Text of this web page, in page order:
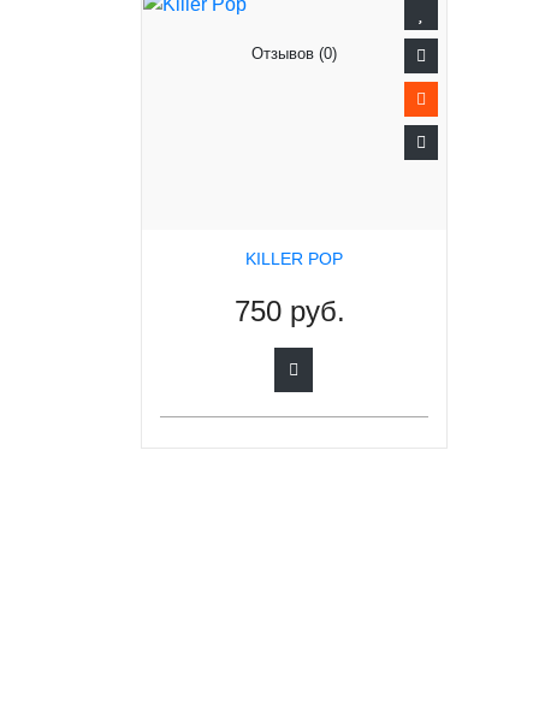
Отзывов (0)
KILLER POP
750 руб.